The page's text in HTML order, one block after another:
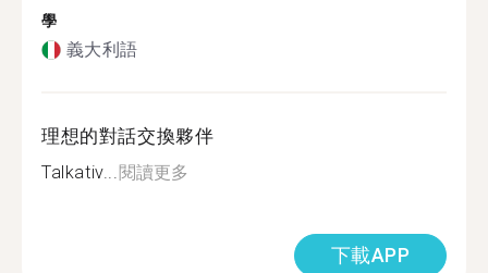
學
義大利語
理想的對話交換夥伴
Talkativ...閱讀更多
下載APP